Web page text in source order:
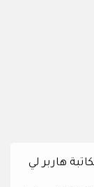
هاربر لي